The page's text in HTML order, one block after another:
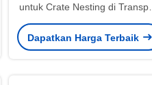
untuk Crate Nesting di
Recyclable Storage
Dapatkan Harga Terbaik